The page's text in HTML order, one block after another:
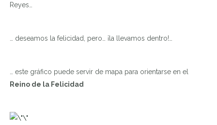
Reyes…
… deseamos la felicidad, pero… ¡la llevamos dentro!…
… este gráfico puede servir de mapa para orientarse en el
Reino de la Felicidad